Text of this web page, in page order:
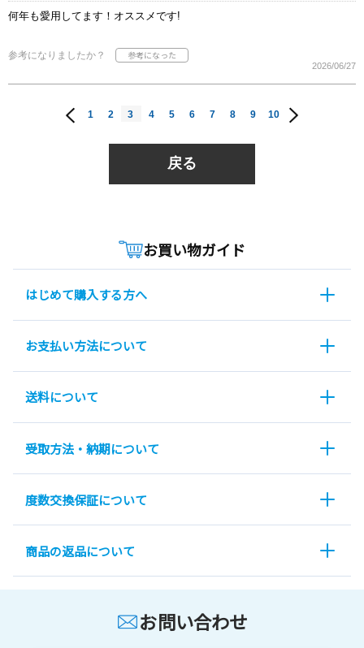
何年も愛用してます！オススメです!
参考になりましたか？
2026/06/27
1 2 3 4 5 6 7 8 9 10
戻る
お買い物ガイド
はじめて購入する方へ
お支払い方法について
送料について
受取方法・納期について
度数交換保証について
商品の返品について
お問い合わせ